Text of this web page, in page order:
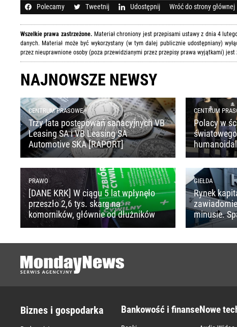
Polecamy Tweetnij Udostępnij Wróć do strony głównej
Wszelkie prawa zastrzeżone. Materiał chroniony jest przepisami ustawy z dnia 4
danych. Materiał może być wykorzystany (w tym dalej publicznie udostępniany)
przez nieuprawnione osoby (poza przewidzianymi przez przepisy prawa wyjątkami) jest
NAJNOWSZE NEWSY
CENTRUM PRASOWE
Trzy lata postępowań sanacyjnych VB
Leasing SA i VB Leasing SA
Automotive SKA [RAPORT]
CENTRUM
Polacy w
PRAWO
[DANE KRK] W ciągu 5 lat wpłynęło
przeszło 2,6 tys. skarg na
komorników, głównie od dłużników
GIEŁDA
Rynek
minusie.
Biznes i gospodarka Bankowość i finanseNowe